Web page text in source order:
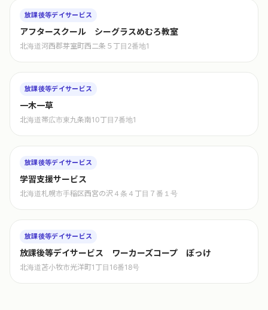
放課後等デイサービス
アフタースクール シーグラスめむろ教室
北海道河西郡芽室町西二条５丁目2番地1
放課後等デイサービス
一木一草
北海道帯広市東九条南10丁目7番地1
放課後等デイサービス
学習支援サービス
北海道札幌市手稲区西宮の沢４条４丁目７番１号
放課後等デイサービス
放課後等デイサービス ワーカーズコープ ぽっけ
北海道苫小牧市光洋町1丁目16番18号